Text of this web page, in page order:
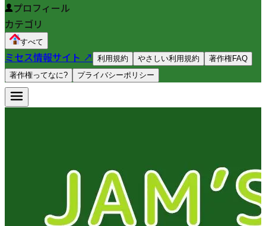
プロフィール
カテゴリ
すべて
ミセス情報サイト ↗ 利用規約 やさしい利用規約
著作権FAQ
著作権ってなに?
プライバシーポリシー